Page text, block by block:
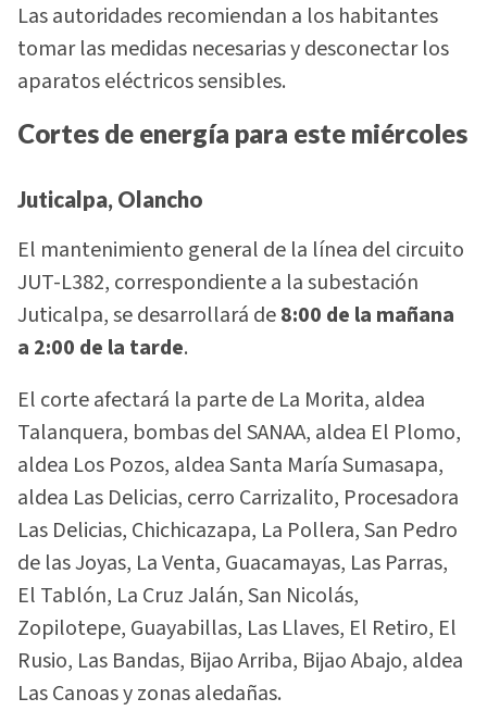
Las autoridades recomiendan a los habitantes
tomar las medidas necesarias y desconectar los
aparatos eléctricos sensibles.
Cortes de energía para este miércoles
Juticalpa, Olancho
El mantenimiento general de la línea del circuito
JUT-L382, correspondiente a la subestación
Juticalpa, se desarrollará de8:00 de la mañana
a 2:00 de la tarde.
El corte afectará la parte de La Morita, aldea
Talanquera, bombas del SANAA, aldea El Plomo,
aldea Los Pozos, aldea Santa María Sumasapa,
aldea Las Delicias, cerro Carrizalito, Procesadora
Las Delicias, Chichicazapa, La Pollera, San Pedro
de las Joyas, La Venta, Guacamayas, Las Parras,
El Tablón, La Cruz Jalán, San Nicolás,
Zopilotepe, Guayabillas, Las Llaves, El Retiro, El
Rusio, Las Bandas, Bijao Arriba, Bijao Abajo, aldea
Las Canoas y zonas aledañas.